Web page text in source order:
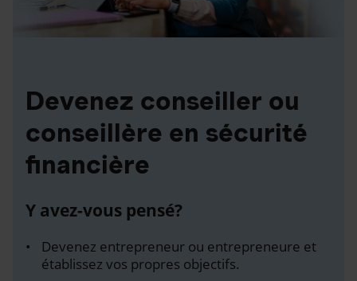
Devenez conseiller ou
conseillère en sécurité
financière
Y avez-vous pensé?
Devenez entrepreneur ou entrepreneure et
établissez vos propres objectifs.